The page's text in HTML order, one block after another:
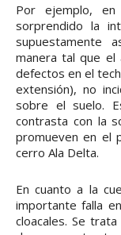
Por ejemplo,
sorprendido la
supuestamente
manera tal que el
defectos en el
extensión), no
sobre el suelo.
contrasta con la
promueven en el
cerro Ala Delta.
En cuanto a la
importante falla
cloacales. Se